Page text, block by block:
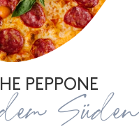
PEPPONE
Süden